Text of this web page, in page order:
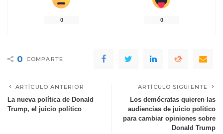
0 0
0 COMPARTE
ARTÍCULO ANTERIOR
La nueva política de Donald
Trump, el juicio político
ARTÍCULO SIGUIENTE
Los demócratas quieren las
audiencias de juicio político
para cambiar opiniones sobre
Donald Trump